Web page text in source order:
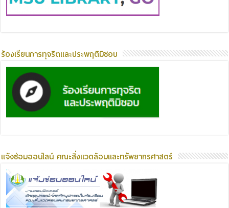
ร้องเรียนการทุจริตและประพฤติมิชอบ
แจ้งซ่อมออนไลน์ คณะสิ่งแวดล้อมและทรัพยากรศาสตร์